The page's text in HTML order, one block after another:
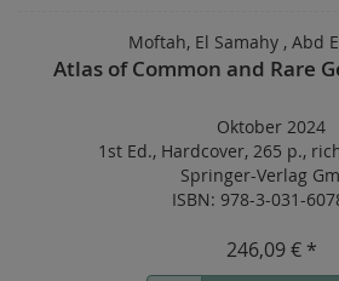
Moftah, El Samahy , Abd
Atlas of Common and Rare
Oktober 2024
1st Ed., Hardcover, 265 p.,
Springer-Verlag
ISBN: 978-3-031-
246,09 € *